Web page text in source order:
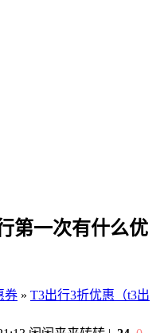
第一次有什么优
券 » T3出行3折优惠（t3出